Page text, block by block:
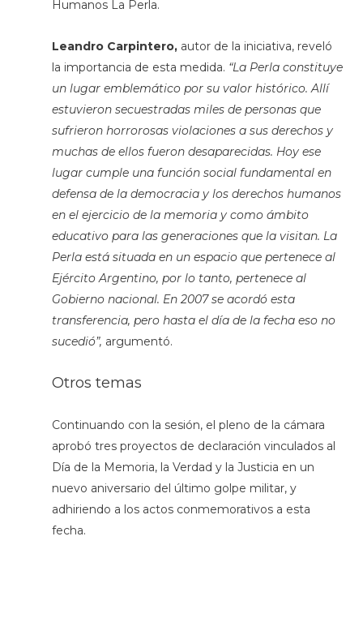
Humanos La Perla.
Leandro Carpintero,autor de la iniciativa, reveló
la importancia de esta medida. “La Perla constituye
un lugar emblemático por su valor histórico. Allí
estuvieron secuestradas miles de personas que
sufrieron horrorosas violaciones a sus derechos y
muchas de ellos fueron desaparecidas. Hoy ese
lugar cumple una función social fundamental en
defensa de la democracia y los derechos humanos
en el ejercicio de la memoria y como ámbito
educativo para las generaciones que la visitan. La
Perla está situada en un espacio que pertenece al
Ejército Argentino, por lo tanto, pertenece al
Gobierno nacional. En 2007 se acordó esta
transferencia, pero hasta el día de la fecha eso no
sucedió”, argumentó.
Otros temas
Continuando con la sesión, el pleno de la cámara
aprobó tres proyectos de declaración vinculados al
Día de la Memoria, la Verdad y la Justicia en un
nuevo aniversario del último golpe militar, y
adhiriendo a los actos conmemorativos a esta
fecha.